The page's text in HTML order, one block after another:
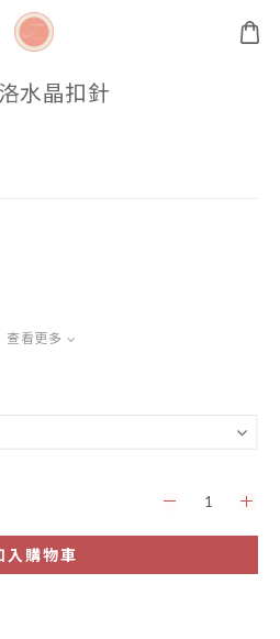
水晶扣針
查看更多
入購物車